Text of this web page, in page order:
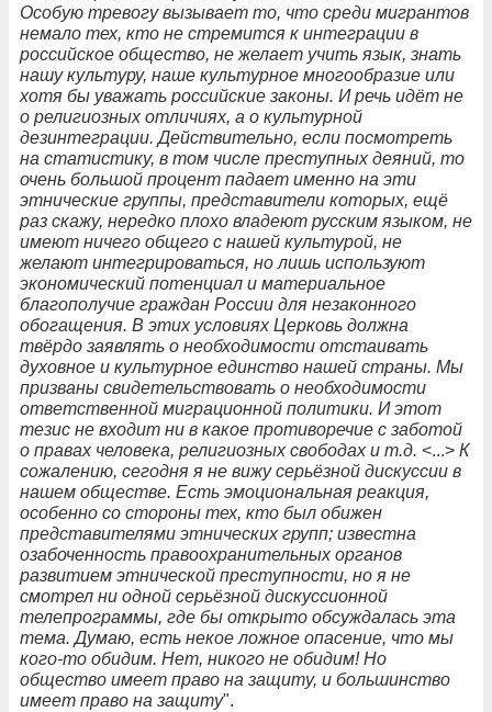
Особую тревогу вызывает то, что среди мигрантов
немало тех, кто не стремится к интеграции в
российское общество, не желает учить язык, знать
нашу культуру, наше культурное многообразие или
хотя бы уважать российские законы. И речь идёт не
о религиозных отличиях, а о культурной
дезинтеграции. Действительно, если посмотреть
на статистику, в том числе преступных деяний, то
очень большой процент падает именно на эти
этнические группы, представители которых, ещё
раз скажу, нередко плохо владеют русским языком, не
имеют ничего общего с нашей культурой, не
желают интегрироваться, но лишь используют
экономический потенциал и материальное
благополучие граждан России для незаконного
обогащения. В этих условиях Церковь должна
твёрдо заявлять о необходимости отстаивать
духовное и культурное единство нашей страны. Мы
призваны свидетельствовать о необходимости
ответственной миграционной политики. И этот
тезис не входит ни в какое противоречие с заботой
о правах человека, религиозных свободах и т.д. <...> К
сожалению, сегодня я не вижу серьёзной дискуссии в
нашем обществе. Есть эмоциональная реакция,
особенно со стороны тех, кто был обижен
представителями этнических групп; известна
озабоченность правоохранительных органов
развитием этнической преступности, но я не
смотрел ни одной серьёзной дискуссионной
телепрограммы, где бы открыто обсуждалась эта
тема. Думаю, есть некое ложное опасение, что мы
кого-то обидим. Нет, никого не обидим! Но
общество имеет право на защиту, и большинство
имеет право на защиту".